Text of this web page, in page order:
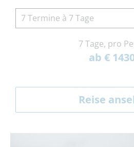
7 Termine à 7 Tage
7 Tage, pro
ab €
Reise